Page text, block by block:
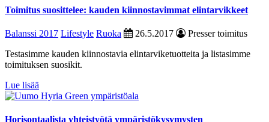
Toimitus suosittelee: kauden kiinnostavimmat elintarvikkeet
Balanssi 2017 Lifestyle Ruoka 26.5.2017
Presser toimitus
Testasimme kauden kiinnostavia elintarviketuotteita ja listasimme
toimituksen suosikit.
Lue lisää
Horisontaalista yhteistyötä ympäristökysymysten